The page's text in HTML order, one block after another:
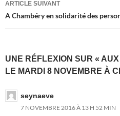
ARTICLE SUIVANT
A Chambéry en solidarité des
UNE RÉFLEXION SUR «
LE MARDI 8 NOVEMBRE À
seynaeve
7 NOVEMBRE 2016 À 13 H 52 MIN